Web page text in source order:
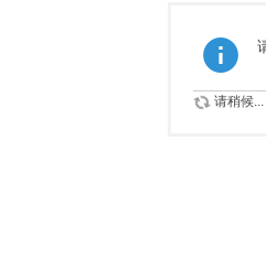
请稍候...